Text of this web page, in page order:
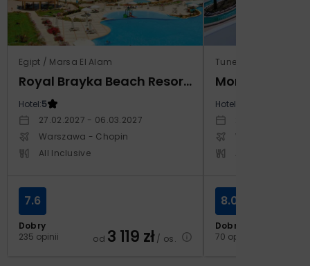
Egipt / Marsa El Alam
Royal Brayka Beach Resort (ex Zee Brayka)
Hotel:5
27.02.2027 - 06.03.2027
Warszawa - Chopin
All Inclusive
Dobry
235 opinii
7.6
od 3 119 zł/ os.
Tunezja / Monastir
Hotel:
Warszawa -
Dobry
70 opinii
8.0